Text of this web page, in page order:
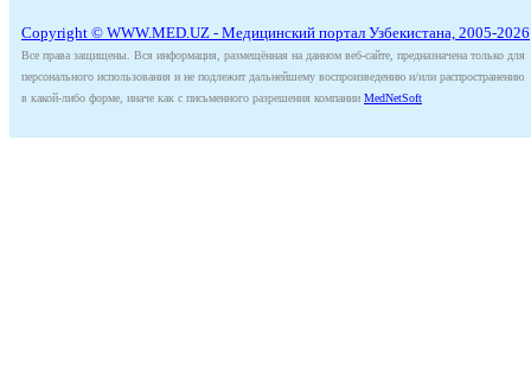
Copyright © WWW.MED.UZ - Медицинский портал Узбекистана, 2005-2026
Все права защищены. Вся информация, размещённая на данном веб-сайте, предназначена только для
персонального использования и не подлежит дальнейшему воспроизведению и/или распространению
в какой-либо форме, иначе как с письменного разрешения компании MedNetSoft